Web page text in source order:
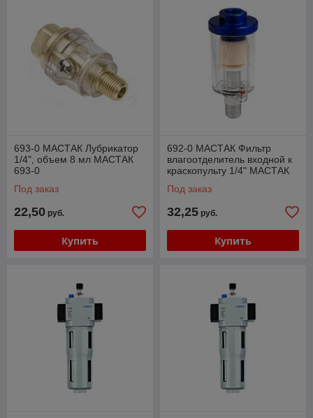
693-0 МАСТАК Лубрикатор
1/4", объем 8 мл МАСТАК
693-0
Под заказ
22,50 руб.
Купить
692-0 МАСТАК Фильтр
влагоотделитель входной к
краскопульту 1/4" МАСТАК
Под заказ
32,25 руб.
Купить